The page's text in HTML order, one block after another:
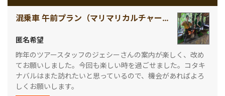
混乗車 午前プラン（マリマリカルチャービレッジ）
匿名希望
昨年のツアースタッフのジェシーさんの案内が楽しく、改め
てお願いしました。今回も楽しい時を過ごせました。コタキ
ナバルはまた訪れたいと思っているので、機会があればよろ
しくお願いします。